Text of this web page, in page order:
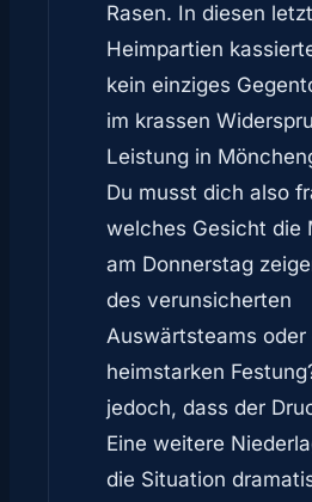
Rasen. In diesen
Heimpartien
kein einziges
im krassen
Leistung in
Du musst dich also
welches Gesicht die
am Donnerstag
des verunsicherten
Auswärtsteams oder
heimstarken
jedoch, dass der
Eine weitere
die Situation